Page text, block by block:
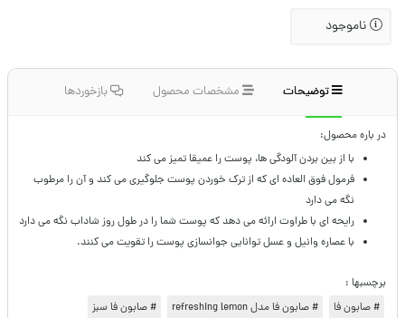
ناموجود
توضیحات مشخصات محصول بازخوردها
در باره محصول:
با از بین بردن آلودگی ها، پوست را عمیقا تمیز می کند
فرمول فوق العاده ای که از ترک خوردن پوست جلوگیری می کند و آن را مرطوب
نگه می دارد
رایحه ای با طراوت ارائه می دهد که پوست شما را در طول روز شاداب نگه می دارد
با عصاره وانیل و عسل توانایی جوانسازی پوست را تقویت می کنند.
برچسبها :
# صابون فا
# صابون فا مدل refreshing lemon
# صابون فا سبز